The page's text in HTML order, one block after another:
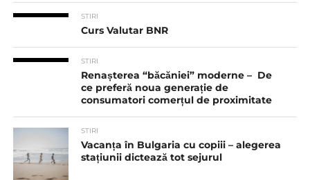
STIRI
Curs Valutar BNR
STIRI
Renașterea “băcăniei” moderne – De
ce preferă noua generație de
consumatori comerțul de proximitate
STIRI
Vacanța în Bulgaria cu copiii – alegerea
stațiunii dictează tot sejurul